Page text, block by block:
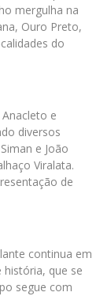
mergulha na
Ouro Preto,
do
e
diversos
e João
Viralata.
de
continua em
que se
segue com